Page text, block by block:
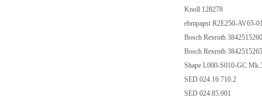
Knoll 128278
ebmpapst R2E250-AV65-
Bosch Rexroth
Bosch Rexroth
Shape L000-S010-GC
SED 024.16.710.2
SED 024.85.001